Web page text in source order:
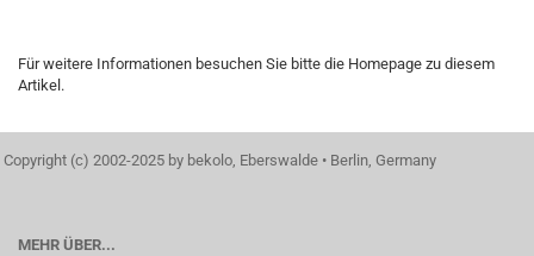
Für weitere Informationen besuchen Sie bitte die Homepage zu diesem
Artikel.
Copyright (c) 2002-2025 by bekolo, Eberswalde • Berlin, Germany
MEHR ÜBER...